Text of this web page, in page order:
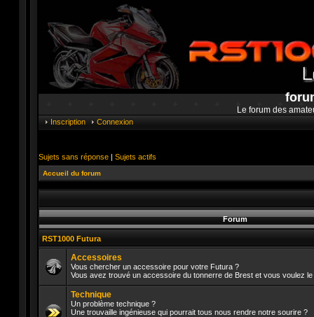
Le forum des
Inscription Connexion
Sujets sans réponse | Sujets actifs
Accueil du forum
Forum
RST1000 Futura
Aucun
message
non
Accessoires
Vous chercher un accessoire pour votre Futura ?
Vous avez trouvé un accessoire du tonnerre de Brest et vous voulez
Technique
Un problème technique ?
Une trouvaille ingénieuse qui pourrait tous nous rendre notre sourire ?